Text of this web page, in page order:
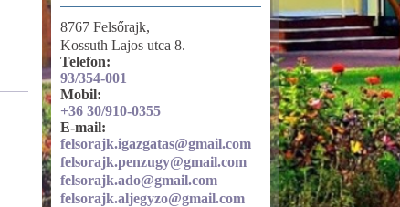
Tevékenységre, működésre
vonatkozó adatok
Közszolgáltatások
8767 Felsőrajk,
Kossuth Lajos utca 8.
Telefon:
93/354-001
Mobil:
+36 30/910-0355
E-mail:
felsorajk.igazgatas@gmail.com
felsorajk.penzugy@gmail.com
felsorajk.ado@gmail.com
felsorajk.aljegyzo@gmail.com